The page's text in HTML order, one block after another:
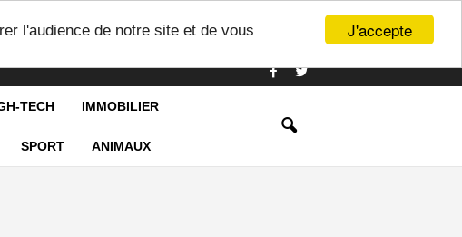
J'accepte
l'audience de notre site et de vous
TECH IMMOBILIER
SPORT ANIMAUX